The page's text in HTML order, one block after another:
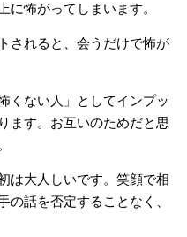
に怖がってしまいます。
されると、会うだけで怖が
くない人」としてインプッ
ます。お互いのためだと思
は大人しいです。笑顔で相
の話を否定することなく、